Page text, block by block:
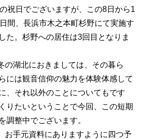
祝日でございますが、この8日から1
間、長浜市木之本町杉野にて実施す
た。杉野への居住は3回目となりま
の湖北におきましては、その暮ら
には観音信仰の魅力を体験体感して
、それ以外のことについてもです
りたいということで今回、この短期
調整中でございます。
お手元資料にありますように四つ予